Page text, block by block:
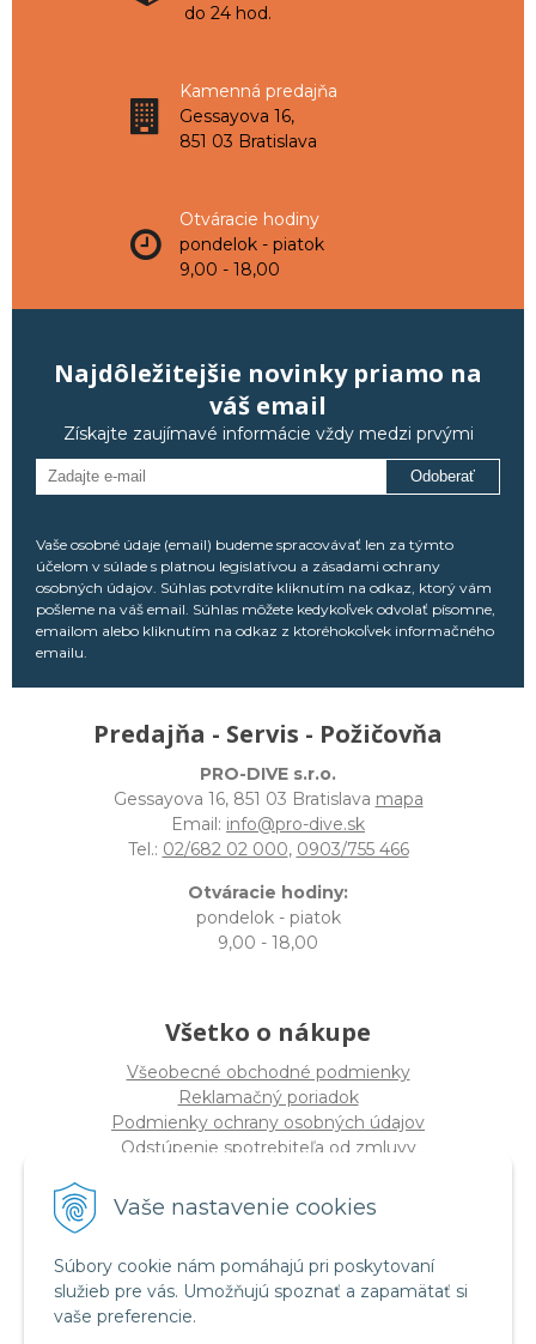
Vaše nastavenie cookies
Súbory cookie nám pomáhajú pri poskytovaní
služieb pre vás. Umožňujú spoznať a zapamätať si
vaše preferencie.
do 24 hod.
Kamenná predajňa
Gessayova 16,
851 03 Bratislava
Otváracie hodiny
pondelok - piatok
9,00 - 18,00
Najdôležitejšie novinky priamo na
váš email
Získajte zaujímavé informácie vždy medzi prvými
Odoberať
Vaše osobné údaje (email) budeme spracovávať len za týmto
účelom v súlade s platnou legislatívou a zásadami ochrany
osobných údajov. Súhlas potvrdíte kliknutím na odkaz, ktorý vám
pošleme na váš email. Súhlas môžete kedykoľvek odvolať písomne,
emailom alebo kliknutím na odkaz z ktoréhokoľvek informačného
emailu.
Predajňa - Servis - Požičovňa
PRO-DIVE s.r.o.
Gessayova 16, 851 03 Bratislava mapa
Email: info@pro-dive.sk
Tel.: 02/682 02 000, 0903/755 466
Otváracie hodiny:
pondelok - piatok
9,00 - 18,00
Všetko o nákupe
Všeobecné obchodné podmienky
Reklamačný poriadok
Podmienky ochrany osobných údajov
Odstúpenie spotrebiteľa od zmluvy
O spoločnosti
PRO-DIVE s.r.o
Dulovo námestie 12, 821 08 Bratislava
(Sídlo nie PREDAJŇA